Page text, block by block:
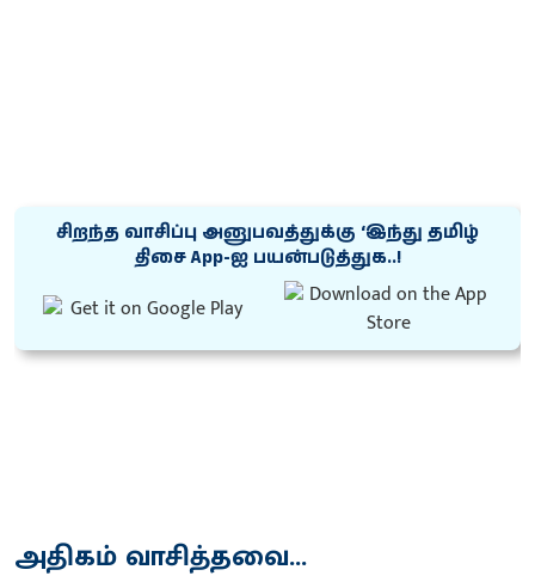
சிறந்த வாசிப்பு அனுபவத்துக்கு ‘இந்து தமிழ்
திசை App-ஐ பயன்படுத்துக..!
அதிகம் வாசித்தவை...